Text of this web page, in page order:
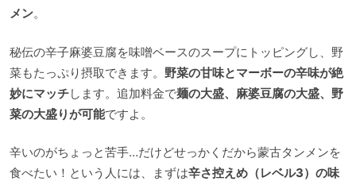
メン。
秘伝の辛子麻婆豆腐を味噌ベースのスープにトッピングし、野
菜もたっぷり摂取できます。 野菜の甘味とマーボーの辛味が絶
妙にマッチします。追加料金で麺の大盛、麻婆豆腐の大盛、野
菜の大盛りが可能ですよ。
辛いのがちょっと苦手…だけどせっかくだから蒙古タンメンを
食べたい！という人には、まずは辛さ控えめ（レベル3）の味